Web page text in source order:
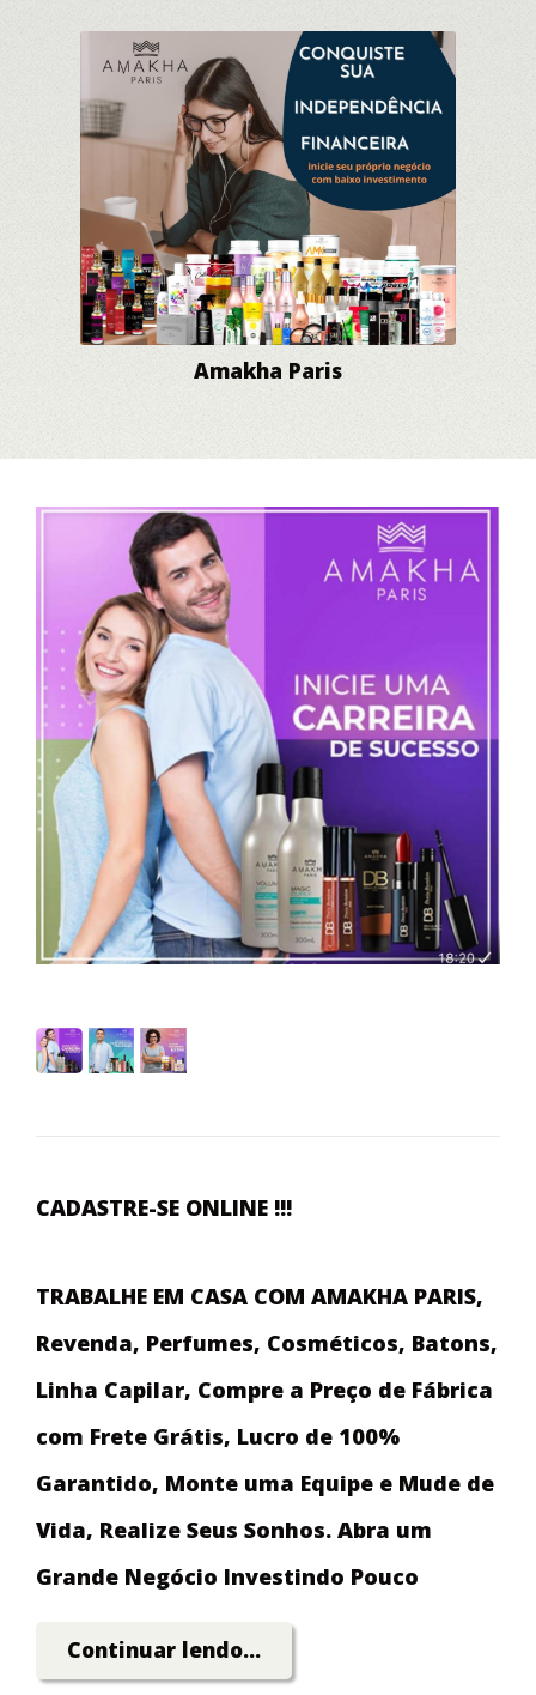
Amakha Paris
CADASTRE-SE ONLINE !!!
TRABALHE EM CASA COM AMAKHA PARIS,
Revenda, Perfumes, Cosméticos, Batons,
Linha Capilar, Compre a Preço de Fábrica
com Frete Grátis, Lucro de 100%
Garantido, Monte uma Equipe e Mude de
Vida, Realize Seus Sonhos. Abra um
Grande Negócio Investindo Pouco
Continuar lendo...